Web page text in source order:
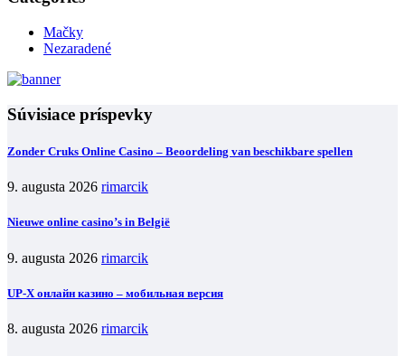
Mačky
Nezaradené
Súvisiace príspevky
Zonder Cruks Online Casino – Beoordeling van beschikbare spellen
9. augusta 2026 rimarcik
Nieuwe online casino’s in België
9. augusta 2026 rimarcik
UP-X онлайн казино – мобильная версия
8. augusta 2026 rimarcik